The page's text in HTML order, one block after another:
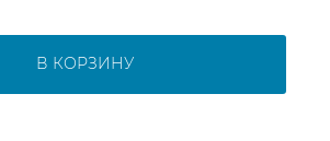
В КОРЗИНУ